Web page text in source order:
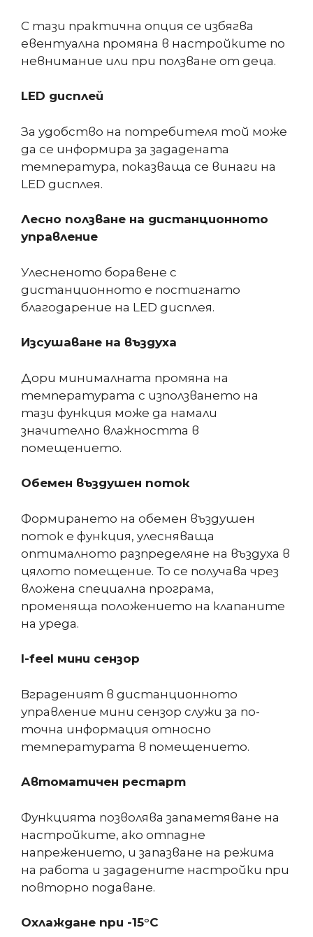
С тази практична опция се избягва
евентуална промяна в настройките по
невнимание или при ползване от деца.
LED дисплей
За удобство на потребителя той може
да се информира за зададената
температура, показваща се винаги на
LED дисплея.
Лесно ползване на дистанционното
управление
Улесненото боравене с
дистанционното е постигнато
благодарение на LED дисплея.
Изсушаване на въздуха
Дори минималната промяна на
температурата с използването на
тази функция може да намали
значително влажността в
помещението.
Обемен въздушен поток
Формирането на обемен въздушен
поток е функция, улесняваща
оптималното разпределяне на въздуха в
цялото помещение. То се получава чрез
вложена специална програма,
променяща положението на клапаните
на уреда.
I-feel мини сензор
Вграденият в дистанционното
управление мини сензор служи за по-
точна информация относно
температурата в помещението.
Автоматичен рестарт
Функцията позволява запаметяване на
настройките, ако отпадне
напрежението, и запазване на режима
на работа и зададените настройки при
повторно подаване.
Охлаждане при -15°С